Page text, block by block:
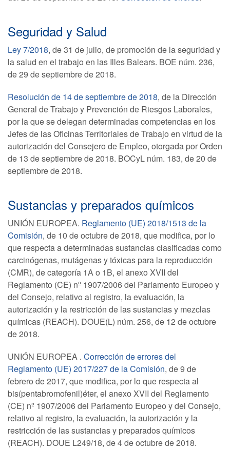
Seguridad y Salud
Ley 7/2018, de 31 de julio, de promoción de la seguridad y
la salud en el trabajo en las Illes Balears. BOE núm. 236,
de 29 de septiembre de 2018.
Resolución de 14 de septiembre de 2018, de la Dirección
General de Trabajo y Prevención de Riesgos Laborales,
por la que se delegan determinadas competencias en los
Jefes de las Oficinas Territoriales de Trabajo en virtud de la
autorización del Consejero de Empleo, otorgada por Orden
de 13 de septiembre de 2018. BOCyL núm. 183, de 20 de
septiembre de 2018.
Sustancias y preparados químicos
UNIÓN EUROPEA. Reglamento (UE) 2018/1513 de la
Comisión, de 10 de octubre de 2018, que modifica, por lo
que respecta a determinadas sustancias clasificadas como
carcinógenas, mutágenas y tóxicas para la reproducción
(CMR), de categoría 1A o 1B, el anexo XVII del
Reglamento (CE) nº 1907/2006 del Parlamento Europeo y
del Consejo, relativo al registro, la evaluación, la
autorización y la restricción de las sustancias y mezclas
químicas (REACH). DOUE(L) núm. 256, de 12 de octubre
de 2018.
UNIÓN EUROPEA . Corrección de errores del
Reglamento (UE) 2017/227 de la Comisión, de 9 de
febrero de 2017, que modifica, por lo que respecta al
bis(pentabromofenil)éter, el anexo XVII del Reglamento
(CE) nº 1907/2006 del Parlamento Europeo y del Consejo,
relativo al registro, la evaluación, la autorización y la
restricción de las sustancias y preparados químicos
(REACH). DOUE L249/18, de 4 de octubre de 2018.